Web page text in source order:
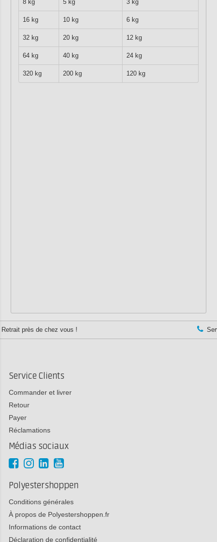
8 kg 5 kg 3 kg
16 kg 10 kg 6 kg
32 kg 20 kg 12 kg
64 kg 40 kg 24 kg
320 kg 200 kg 120 kg
+33 1 82 88 57 78
Service Clients
Commander et livrer
Retour
Payer
Réclamations
Médias sociaux
Polyestershoppen
Conditions générales
À propos de Polyestershoppen.fr
Informations de contact
Déclaration de confidentialité